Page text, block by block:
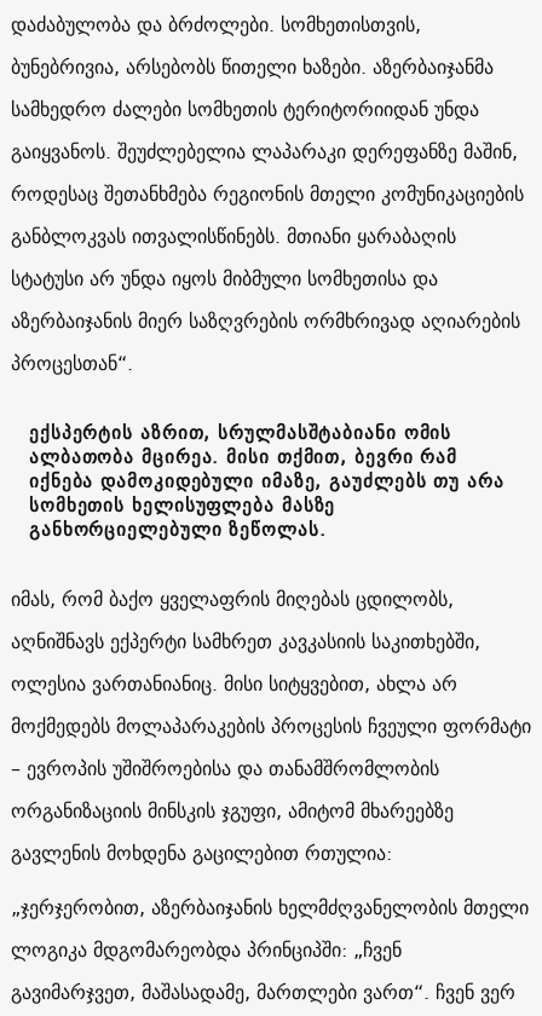
დაძაბულობა და ბრძოლები. სომხეთისთვის,
ბუნებრივია, არსებობს წითელი ხაზები. აზერბაიჯანმა
სამხედრო ძალები სომხეთის ტერიტორიიდან უნდა
გაიყვანოს. შეუძლებელია ლაპარაკი დერეფანზე მაშინ,
როდესაც შეთანხმება რეგიონის მთელი კომუნიკაციების
განბლოკვას ითვალისწინებს. მთიანი ყარაბაღის
სტატუსი არ უნდა იყოს მიბმული სომხეთისა და
აზერბაიჯანის მიერ საზღვრების ორმხრივად აღიარების
პროცესთან“.
ექსპერტის აზრით, სრულმასშტაბიანი ომის
ალბათობა მცირეა. მისი თქმით, ბევრი რამ
იქნება დამოკიდებული იმაზე, გაუძლებს თუ არა
სომხეთის ხელისუფლება მასზე
განხორციელებული ზეწოლას.
იმას, რომ ბაქო ყველაფრის მიღებას ცდილობს,
აღნიშნავს ექპერტი სამხრეთ კავკასიის საკითხებში,
ოლესია ვართანიანიც. მისი სიტყვებით, ახლა არ
მოქმედებს მოლაპარაკების პროცესის ჩვეული ფორმატი
– ევროპის უშიშროებისა და თანამშრომლობის
ორგანიზაციის მინსკის ჯგუფი, ამიტომ მხარეებზე
გავლენის მოხდენა გაცილებით რთულია:
„ჯერჯერობით, აზერბაიჯანის ხელმძღვანელობის მთელი
ლოგიკა მდგომარეობდა პრინციპში: „ჩვენ
გავიმარჯვეთ, მაშასადამე, მართლები ვართ“. ჩვენ ვერ